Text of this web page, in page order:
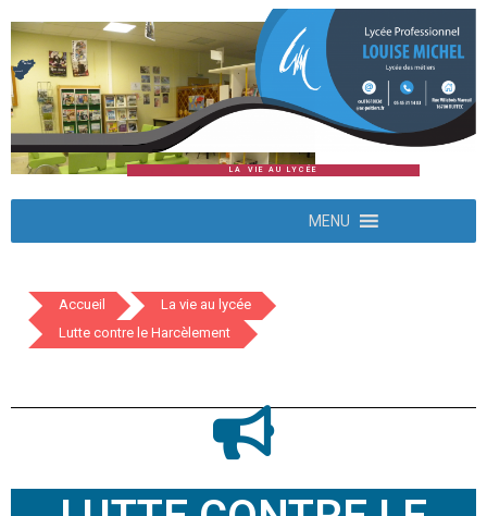
LA VIE AU LYCÉE
MENU
Accueil
La vie au lycée
Lutte contre le Harcèlement